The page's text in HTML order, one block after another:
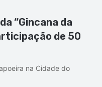
“Gincana da
de 50
na Cidade do